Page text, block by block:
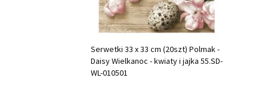
Serwetki 33 x 33 cm (20szt) Polmak -
Daisy Wielkanoc - kwiaty i jajka 55.SD-
WL-010501